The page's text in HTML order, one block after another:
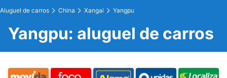
Aluguel de carros China Xangai Yangpu
Yangpu: aluguel de carros